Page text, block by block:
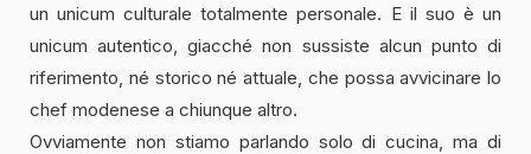
un unicum culturale totalmente personale. E il suo è un
unicum autentico, giacché non sussiste alcun punto di
riferimento, né storico né attuale, che possa avvicinare lo
chef modenese a chiunque altro.
Ovviamente non stiamo parlando solo di cucina, ma di